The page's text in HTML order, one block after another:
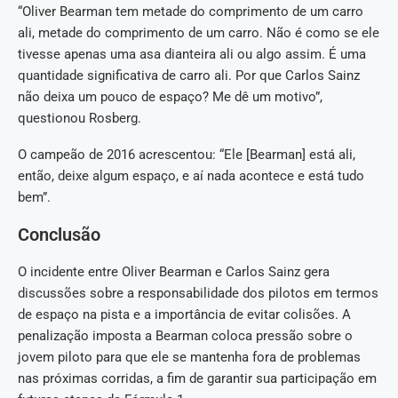
“Oliver Bearman tem metade do comprimento de um carro
ali, metade do comprimento de um carro. Não é como se ele
tivesse apenas uma asa dianteira ali ou algo assim. É uma
quantidade significativa de carro ali. Por que Carlos Sainz
não deixa um pouco de espaço? Me dê um motivo”,
questionou Rosberg.
O campeão de 2016 acrescentou: “Ele [Bearman] está ali,
então, deixe algum espaço, e aí nada acontece e está tudo
bem”.
Conclusão
O incidente entre Oliver Bearman e Carlos Sainz gera
discussões sobre a responsabilidade dos pilotos em termos
de espaço na pista e a importância de evitar colisões. A
penalização imposta a Bearman coloca pressão sobre o
jovem piloto para que ele se mantenha fora de problemas
nas próximas corridas, a fim de garantir sua participação em